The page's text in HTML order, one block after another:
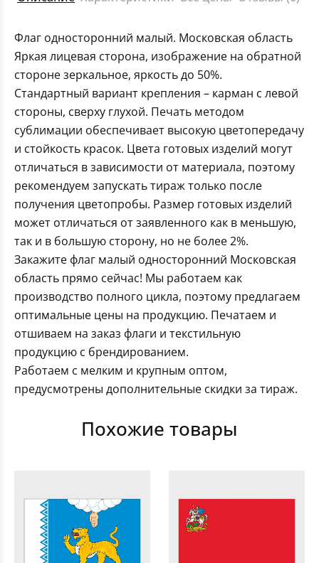
Флаг односторонний малый. Московская область
Яркая лицевая сторона, изображение на обратной
стороне зеркальное, яркость до 50%.
Стандартный вариант крепления – карман с левой
стороны, сверху глухой. Печать методом
сублимации обеспечивает высокую цветопередачу
и стойкость красок. Цвета готовых изделий могут
отличаться в зависимости от материала, поэтому
рекомендуем запускать тираж только после
получения цветопробы. Размер готовых изделий
может отличаться от заявленного как в меньшую,
так и в большую сторону, но не более 2%.
Закажите флаг малый односторонний Московская
область прямо сейчас! Мы работаем как
производство полного цикла, поэтому предлагаем
оптимальные цены на продукцию. Печатаем и
отшиваем на заказ флаги и текстильную
продукцию с брендированием.
Работаем с мелким и крупным оптом,
предусмотрены дополнительные скидки за тираж.
Похожие товары